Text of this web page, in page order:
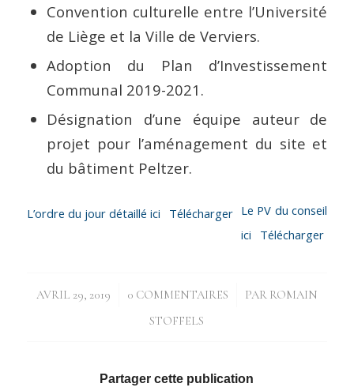
Convention culturelle entre l’Université
de Liège et la Ville de Verviers.
Adoption du Plan d’Investissement
Communal 2019-2021.
Désignation d’une équipe auteur de
projet pour l’aménagement du site et
du bâtiment Peltzer.
L’ordre du jour détaillé ici Télécharger Le PV du conseil
ici
Télécharger
AVRIL 29, 2019
/ 0 COMMENTAIRES
/ PAR ROMAIN
STOFFELS
Partager cette publication